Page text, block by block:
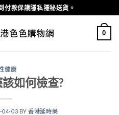
付款保護隱私隱秘送貨。
0
健康
如何檢查?
04-03 BY香港延時藥